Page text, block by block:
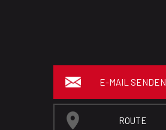
E-MAIL SENDEN
ROUTE